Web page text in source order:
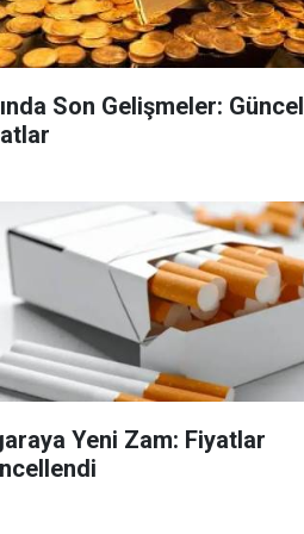
Son Gelişmeler: Güncel
Yeni Zam: Fiyatlar